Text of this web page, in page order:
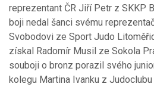
reprezentant ČR Jiří Petr z SKKP
boji nedal šanci svému
Svobodovi ze Sport Judo
získal Radomír Musil ze Sokola
souboji o bronz porazil svého
kolegu Martina Ivanku z